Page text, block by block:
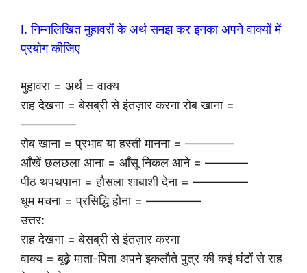
I. निम्नलिखित मुहावरों के अर्थ समझ कर इनका अपने वाक्यों में
प्रयोग कीजिए
मुहावरा = अर्थ = वाक्य
राह देखना = बेसब्री से इंतज़ार करना रोब खाना =
————–
रोब खाना = प्रभाव या हस्ती मानना = ————
आँखें छलछला आना = आँसू निकल आने = ———–
पीठ थपथपाना = हौसला शाबाशी देना = ————–
धूम मचना = प्रसिद्धि होना = ————–
उत्तर:
राह देखना = बेसब्री से इंतज़ार करना
वाक्य = बूढ़े माता-पिता अपने इकलौते पुत्र की कई घंटों से राह